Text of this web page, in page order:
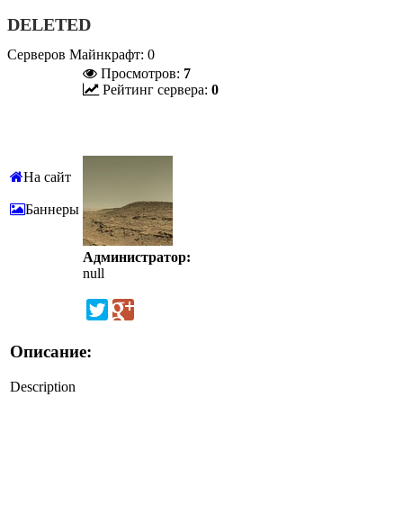
DELETED
Серверов Майнкрафт: 0
На сайт
Баннеры
Просмотров: 7
Рейтинг сервера: 0
Администратор:
null
Описание:
Description